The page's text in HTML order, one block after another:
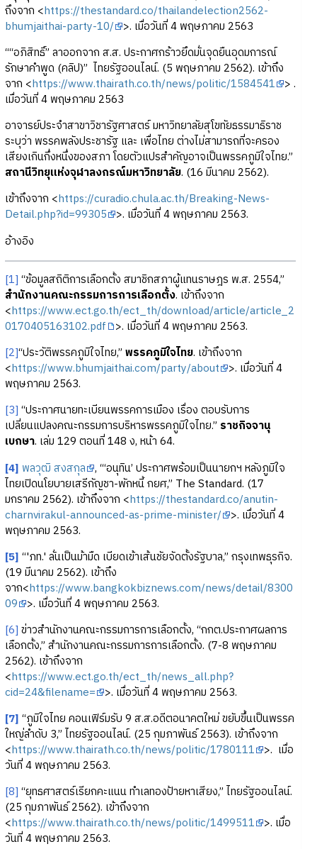
ถึงจาก <https://thestandard.co/thailandelection2562-
bhumjaithai-party-10/ >. เมื่อวันที่ 4 พฤษภาคม 2563
““อภิสิทธิ์” ลาออกจาก ส.ส. ประกาศกร้าวยึดมั่นจุดยืนอุดมการณ์
รักษาคำพูด (คลิป)” ไทยรัฐออนไลน์. (5 พฤษภาคม 2562). เข้าถึง
จาก <https://www.thairath.co.th/news/politic/1584541 > .
เมื่อวันที่ 4 พฤษภาคม 2563
อาจารย์ประจำสาขาวิชารัฐศาสตร์ มหาวิทยาลัยสุโขทัยธรรมาธิราช
ระบุว่า พรรคพลังประชารัฐ และ เพื่อไทย ต่างไม่สามารถที่จะครอง
เสียงเกินกึ่งหนึ่งของสภา โดยตัวแปรสำคัญอาจเป็นพรรคภูมิใจไทย.”
สถานีวิทยุแห่งจุฬาลงกรณ์มหาวิทยาลัย. (16 มีนาคม 2562).
เข้าถึงจาก <https://curadio.chula.ac.th/Breaking-News-
Detail.php?id=99305 >. เมื่อวันที่ 4 พฤษภาคม 2563.
อ้างอิง
[1] “ข้อมูลสถิติการเลือกตั้ง สมาชิกสภาผู้แทนราษฎร พ.ส. 2554,”
สำนักงานคณะกรรมการการเลือกตั้ง. เข้าถึงจาก
<https://www.ect.go.th/ect_th/download/article/article_2
0170405163102.pdf >. เมื่อวันที่ 4 พฤษภาคม 2563.
[2]“ประวัติพรรคภูมิใจไทย,” พรรคภูมิใจไทย. เข้าถึงจาก
<https://www.bhumjaithai.com/party/about >. เมื่อวันที่ 4
พฤษภาคม 2563.
[3] “ประกาศนายทะเบียนพรรคการเมือง เรื่อง ตอบรับการ
เปลี่ยนแปลงคณะกรรมการบริหารพรรคภูมิใจไทย.” ราชกิจจานุ
เบกษา. เล่ม 129 ตอนที่ 148 ง, หน้า 64.
[4] พลวุฒิ สงสกุล , “‘อนุทิน’ ประกาศพร้อมเป็นนายกฯ หลังภูมิใจ
ไทยเปิดนโยบายเสรีกัญชา-พักหนี้ กยศ,” The Standard. (17
มกราคม 2562). เข้าถึงจาก <https://thestandard.co/anutin-
charnvirakul-announced-as-prime-minister/ >. เมื่อวันที่ 4
พฤษภาคม 2563.
[5] “'ภท.' ลั่นเป็นม้ามืด เบียดเข้าเส้นชัยจัดตั้งรัฐบาล,” กรุงเทพธุรกิจ.
(19 มีนาคม 2562). เข้าถึง
จาก<https://www.bangkokbiznews.com/news/detail/8300
09 >. เมื่อวันที่ 4 พฤษภาคม 2563.
[6] ข่าวสำนักงานคณะกรรมการการเลือกตั้ง, “กกต.ประกาศผลการ
เลือกตั้ง,” สำนักงานคณะกรรมการการเลือกตั้ง. (7-8 พฤษภาคม
2562). เข้าถึงจาก
<https://www.ect.go.th/ect_th/news_all.php?
cid=24&filename= >. เมื่อวันที่ 4 พฤษภาคม 2563.
[7] “ภูมิใจไทย คอนเฟิร์มรับ 9 ส.ส.อดีตอนาคตใหม่ ขยับขึ้นเป็นพรรค
ใหญ่ลำดับ 3,” ไทยรัฐออนไลน์. (25 กุมภาพันธ์ 2563). เข้าถึงจาก
<https://www.thairath.co.th/news/politic/1780111 >. เมื่อ
วันที่ 4 พฤษภาคม 2563.
[8] “ยุทธศาสตร์เรียกคะแนน ทำเลทองป้ายหาเสียง,” ไทยรัฐออนไลน์.
(25 กุมภาพันธ์ 2562). เข้าถึงจาก
<https://www.thairath.co.th/news/politic/1499511 >. เมื่อ
วันที่ 4 พฤษภาคม 2563.